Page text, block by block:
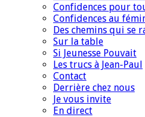
Confidences pour
Confidences au
Des chemins qui se
Sur la table
Si Jeunesse Pouvait
Les trucs à Jean-Paul
Contact
Derrière chez nous
Je vous invite
En direct